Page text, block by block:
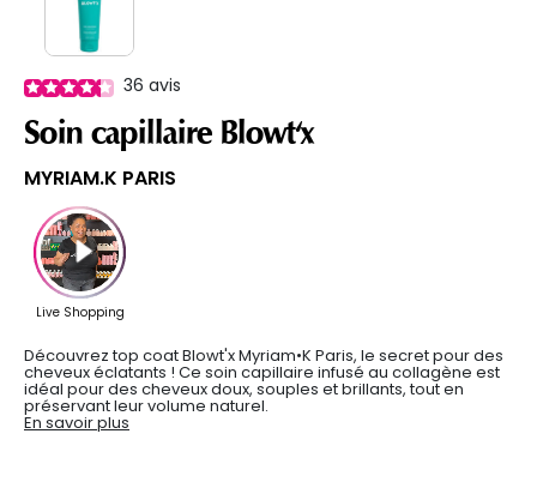
36 avis
Soin capillaire Blowt'x
MYRIAM.K PARIS
Découvreztop coatBlowt'x Myriam•K Paris, le secret pour des
cheveux éclatants ! Ce soin capillaire infusé au collagène est
idéal pour des cheveux doux, souples et brillants, tout en
préservant leur volume naturel.
En savoir plus